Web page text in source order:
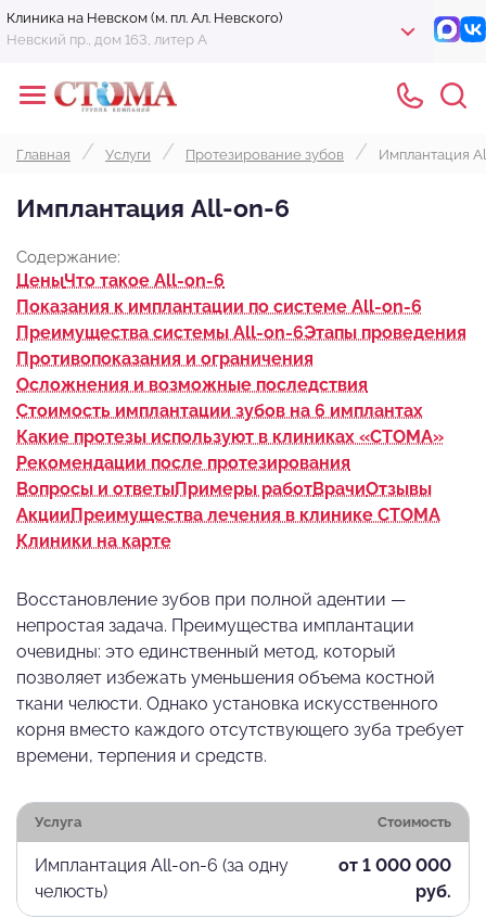
Клиника на Невском (м. пл. Ал. Невского)
Невский пр., дом 163, литер А
Главная Услуги Протезирование зубов Имплантация
Имплантация All-on-6
Содержание:
ЦеныЧто такое All-on-6
Показания к имплантации по системе All-on-6
Преимущества системы All-on-6Этапы проведения
Противопоказания и ограничения
Осложнения и возможные последствия
Стоимость имплантации зубов на 6 имплантах
Какие протезы используют в клиниках «СТОМА»
Рекомендации после протезирования
Вопросы и ответыПримеры работВрачиОтзывы
АкцииПреимущества лечения в клинике СТОМА
Клиники на карте
Восстановление зубов при полной адентии —
непростая задача. Преимущества имплантации
очевидны: это единственный метод, который
позволяет избежать уменьшения объема костной
ткани челюсти. Однако установка искусственного
корня вместо каждого отсутствующего зуба требует
времени, терпения и средств.
Услуга Стоимость
Имплантация All-on-6 (за одну
челюсть)
от 1 000 000
руб.